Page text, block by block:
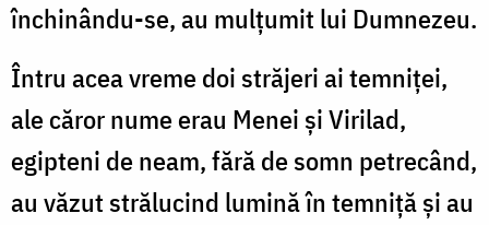
închinându-se, au mulțumit lui Dumnezeu.
Întru acea vreme doi străjeri ai temniței,
ale căror nume erau Menei și Virilad,
egipteni de neam, fără de somn petrecând,
au văzut strălucind lumină în temniță și au